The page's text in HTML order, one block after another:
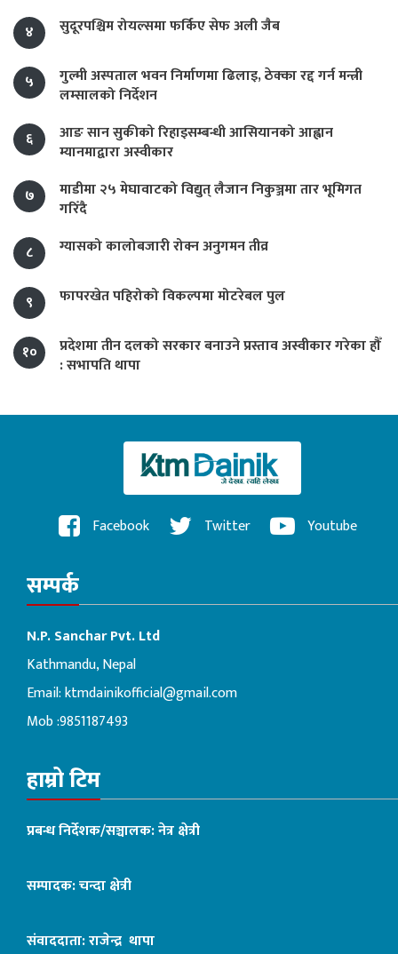
४ सुदूरपश्चिम रोयल्समा फर्किए सेफ अली जैब
५
गुल्मी अस्पताल भवन निर्माणमा ढिलाइ, ठेक्का रद्द गर्न मन्त्री
लम्सालको निर्देशन
६
आङ सान सुकीको रिहाइसम्बन्धी आसियानको आह्वान
म्यानमाद्वारा अस्वीकार
७
माडीमा २५ मेघावाटको विद्युत् लैजान निकुञ्जमा तार भूमिगत
गरिँदै
८
ग्यासको कालोबजारी रोक्न अनुगमन तीव्र
९ फापरखेत पहिरोको विकल्पमा मोटरेबल पुल
१०
प्रदेशमा तीन दलको सरकार बनाउने प्रस्ताव अस्वीकार गरेका हौँ
: सभापति थापा
Facebook Twitter Youtube
सम्पर्क
N.P. Sanchar Pvt. Ltd
Kathmandu, Nepal
Email:ktmdainikofficial@gmail.com
Mob :9851187493
हाम्रो टिम
प्रबन्ध निर्देशक/सञ्चालक: नेत्र क्षेत्री
सम्पादक: चन्दा क्षेत्री
संवाददाता: राजेन्द्र थापा